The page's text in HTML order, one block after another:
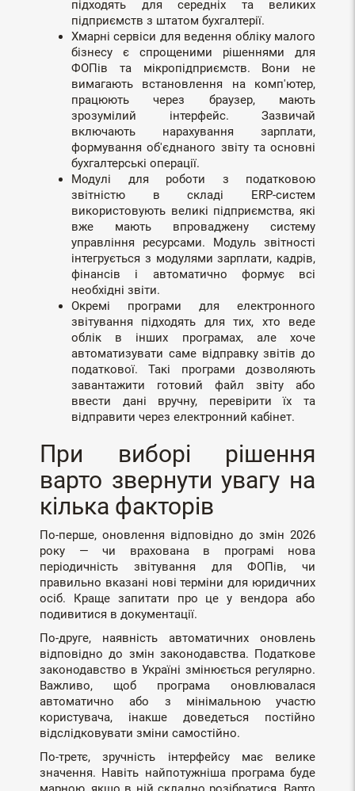
підходять для середніх та великих
підприємств з штатом бухгалтерії.
Хмарні сервіси для ведення обліку малого
бізнесу є спрощеними рішеннями для
ФОПів та мікропідприємств. Вони не
вимагають встановлення на комп'ютер,
працюють через браузер, мають
зрозумілий інтерфейс. Зазвичай
включають нарахування зарплати,
формування об'єднаного звіту та основні
бухгалтерські операції.
Модулі для роботи з податковою
звітністю в складі ERP-систем
використовують великі підприємства, які
вже мають впроваджену систему
управління ресурсами. Модуль звітності
інтегрується з модулями зарплати, кадрів,
фінансів і автоматично формує всі
необхідні звіти.
Окремі програми для електронного
звітування підходять для тих, хто веде
облік в інших програмах, але хоче
автоматизувати саме відправку звітів до
податкової. Такі програми дозволяють
завантажити готовий файл звіту або
ввести дані вручну, перевірити їх та
відправити через електронний кабінет.
При виборі рішення
варто звернути увагу на
кілька факторів
По-перше, оновлення відповідно до змін 2026
року — чи врахована в програмі нова
періодичність звітування для ФОПів, чи
правильно вказані нові терміни для юридичних
осіб. Краще запитати про це у вендора або
подивитися в документації.
По-друге, наявність автоматичних оновлень
відповідно до змін законодавства. Податкове
законодавство в Україні змінюється регулярно.
Важливо, щоб програма оновлювалася
автоматично або з мінімальною участю
користувача, інакше доведеться постійно
відслідковувати зміни самостійно.
По-третє, зручність інтерфейсу має велике
значення. Навіть найпотужніша програма буде